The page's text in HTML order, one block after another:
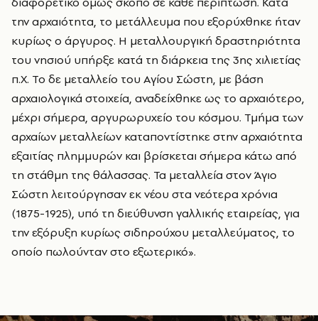
την αρχαιότητα, το μετάλλευμα που εξορύχθηκε ήταν
κυρίως ο άργυρος. Η μεταλλουργική δραστηριότητα
του νησιού υπήρξε κατά τη διάρκεια της 3ης χιλιετίας
π.Χ. Το δε μεταλλείο του Αγίου Σώστη, με βάση
αρχαιολογικά στοιχεία, αναδείχθηκε ως το αρχαιότερο,
μέχρι σήμερα, αργυρωρυχείο του κόσμου. Τμήμα των
αρχαίων μεταλλείων καταποντίστηκε στην αρχαιότητα
εξαιτίας πλημμυρών και βρίσκεται σήμερα κάτω από
τη στάθμη της θάλασσας. Τα μεταλλεία στον Άγιο
Σώστη λειτούργησαν εκ νέου στα νεότερα χρόνια
(1875-1925), υπό τη διεύθυνση γαλλικής εταιρείας, για
την εξόρυξη κυρίως σιδηρούχου μεταλλεύματος, το
οποίο πωλούνταν στο εξωτερικό».